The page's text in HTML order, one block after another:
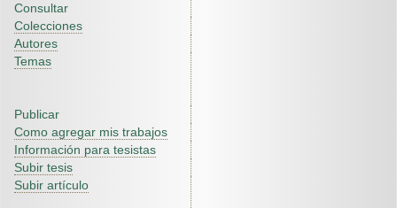
Consultar
Colecciones
Autores
Temas
Publicar
Como agregar mis trabajos
Información para tesistas
Subir tesis
Subir artículo